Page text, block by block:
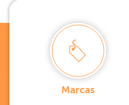
Marcas